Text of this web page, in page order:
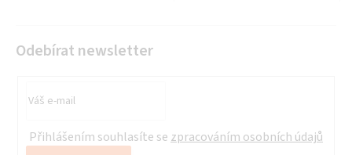
Odebírat newsletter
Přihlášením souhlasíte se zpracováním osobních údajů